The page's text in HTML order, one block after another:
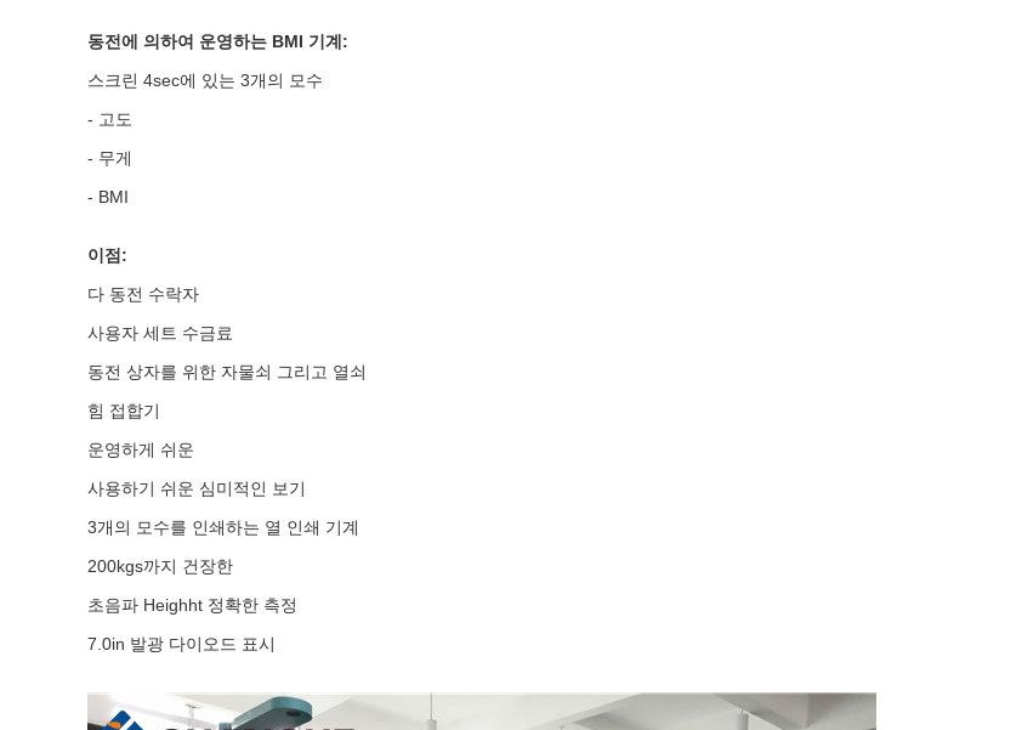
동전에 의하여 운영하는 BMI 기계:
스크린 4sec에 있는 3개의 모수
- 고도
- 무게
- BMI
이점:
다 동전 수락자
사용자 세트 수금료
동전 상자를 위한 자물쇠 그리고 열쇠
힘 접합기
운영하게 쉬운
사용하기 쉬운 심미적인 보기
3개의 모수를 인쇄하는 열 인쇄 기계
200kgs까지 건장한
초음파 Heighht 정확한 측정
7.0in 발광 다이오드 표시